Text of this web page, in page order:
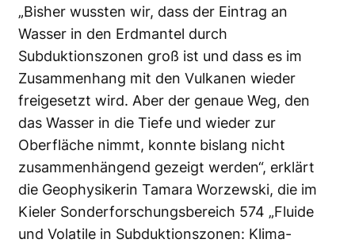
„Bisher wussten wir, dass der Eintrag an
Wasser in den Erdmantel durch
Subduktionszonen groß ist und dass es im
Zusammenhang mit den Vulkanen wieder
freigesetzt wird. Aber der genaue Weg, den
das Wasser in die Tiefe und wieder zur
Oberfläche nimmt, konnte bislang nicht
zusammenhängend gezeigt werden“, erklärt
die Geophysikerin Tamara Worzewski, die im
Kieler Sonderforschungsbereich 574 „Fluide
und Volatile in Subduktionszonen: Klima-